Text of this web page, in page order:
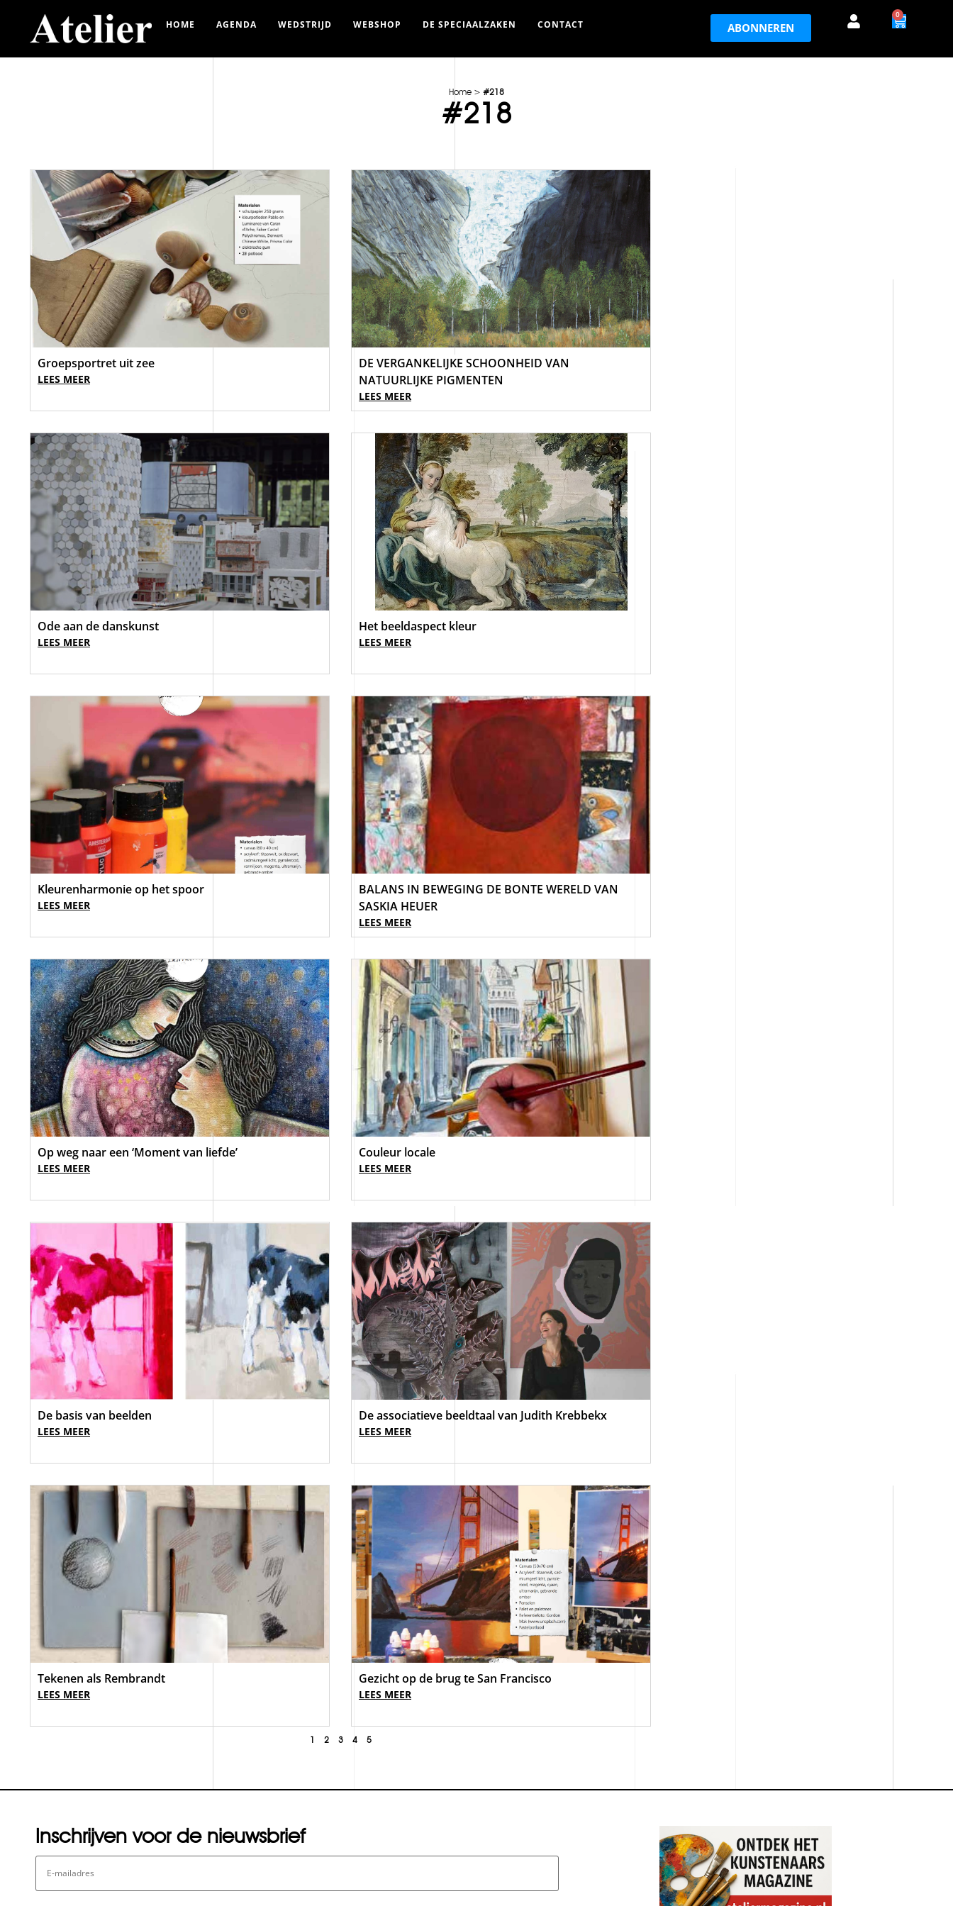
HOME AGENDA WEDSTRIJD WEBSHOP DE SPECIAALZAKEN CONTACT ABONNEREN
0
Home > #218
#218
Groepsportret uit zee
LEES MEER
DE VERGANKELIJKE SCHOONHEID VAN
NATUURLIJKE PIGMENTEN
LEES MEER
Ode aan de danskunst
LEES MEER
Het beeldaspect kleur
LEES MEER
Kleurenharmonie op het spoor
LEES MEER
BALANS IN BEWEGING DE BONTE WERELD VAN
SASKIA HEUER
LEES MEER
Op weg naar een ‘Moment van liefde’
LEES MEER
Couleur locale
LEES MEER
De basis van beelden
LEES MEER
De associatieve beeldtaal van Judith Krebbekx
LEES MEER
Tekenen als Rembrandt
LEES MEER
Gezicht op de brug te San Francisco
LEES MEER
1 2 3 4 5
Inschrijven voor de nieuwsbrief
E-
mailadres